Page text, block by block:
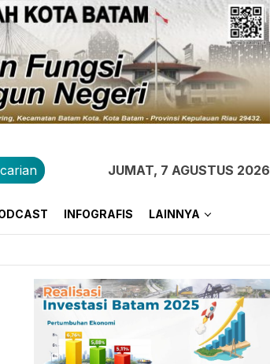
JUMAT, 7 AGUSTUS 2026
INFOGRAFIS LAINNYA